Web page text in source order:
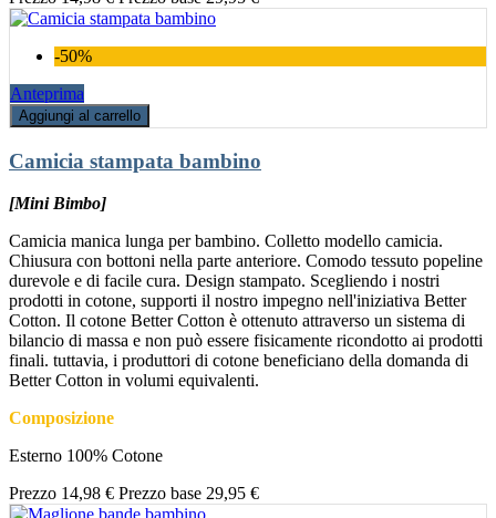
-50%
Anteprima
Aggiungi al carrello
Camicia stampata bambino
[Mini Bimbo]
Camicia manica lunga per bambino. Colletto modello camicia.
Chiusura con bottoni nella parte anteriore. Comodo tessuto popeline
durevole e di facile cura. Design stampato. Scegliendo i nostri
prodotti in cotone, supporti il nostro impegno nell'iniziativa Better
Cotton. Il cotone Better Cotton è ottenuto attraverso un sistema di
bilancio di massa e non può essere fisicamente ricondotto ai prodotti
finali. tuttavia, i produttori di cotone beneficiano della domanda di
Better Cotton in volumi equivalenti.
Composizione
Esterno 100% Cotone
Prezzo 14,98 € Prezzo base 29,95 €